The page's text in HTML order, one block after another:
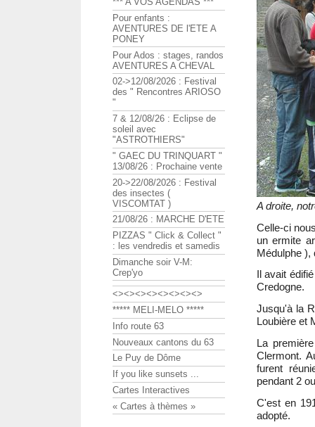
A droite,
Celle-ci
un ermite
Médulphe ),
Il avait
Credogne.
Jusqu'à la
Loubière et
La
Clermont.
furent
pendant 2
C'est en
adopté.
Pour enfants :
AVENTURES DE l'ETE A
PONEY
Pour Ados : stages, randos
AVENTURES A CHEVAL
02->12/08/2026 : Festival
des " Rencontres ARIOSO
"
7 & 12/08/26 : Eclipse de
soleil avec
"ASTROTHIERS"
" GAEC DU TRINQUART "
13/08/26 : Prochaine vente
20->22/08/2026 : Festival
des insectes (
VISCOMTAT )
21/08/26 : MARCHE D'ETE
PIZZAS " Click & Collect "
: les vendredis et samedis
Dimanche soir V-M:
Crep'yo
<><><><><><><><>
***** MELI-MELO *****
Info route 63
Nouveaux cantons du 63
Le Puy de Dôme
If you like sunsets ...
Cartes Interactives
« Cartes à thèmes »